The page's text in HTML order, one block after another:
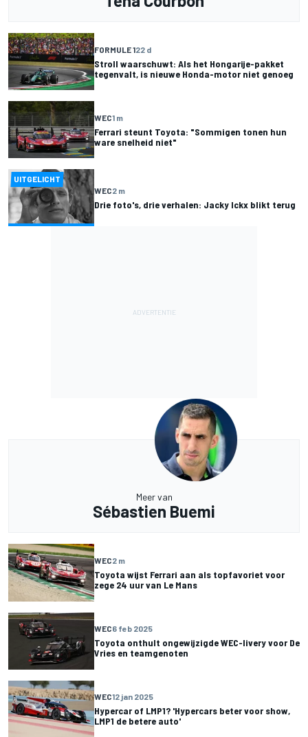
FORMULE 122 d
Stroll waarschuwt: Als het Hongarije-pakket
tegenvalt, is nieuwe Honda-motor niet genoeg
WEC1 m
Ferrari steunt Toyota: "Sommigen tonen hun
ware snelheid niet"
UITGELICHT
WEC2 m
Drie foto's, drie verhalen: Jacky Ickx blikt terug
Meer van
Sébastien Buemi
WEC2 m
Toyota wijst Ferrari aan als topfavoriet voor
zege 24 uur van Le Mans
WEC6 feb 2025
Toyota onthult ongewijzigde WEC-livery voor De
Vries en teamgenoten
WEC12 jan 2025
Hypercar of LMP1? 'Hypercars beter voor show,
LMP1 de betere auto'